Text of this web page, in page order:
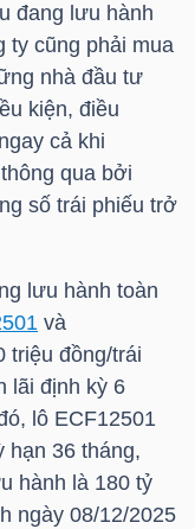
đang lưu hành
ty cũng phải mua
nhà đầu tư
kiện, điều
cả khi
qua bởi
số trái phiếu trở
lưu hành toàn
và
triệu đồng/trái
lãi định kỳ 6
lô ECF12501
hạn 36 tháng,
hành là 180 tỷ
ngày 08/12/2025